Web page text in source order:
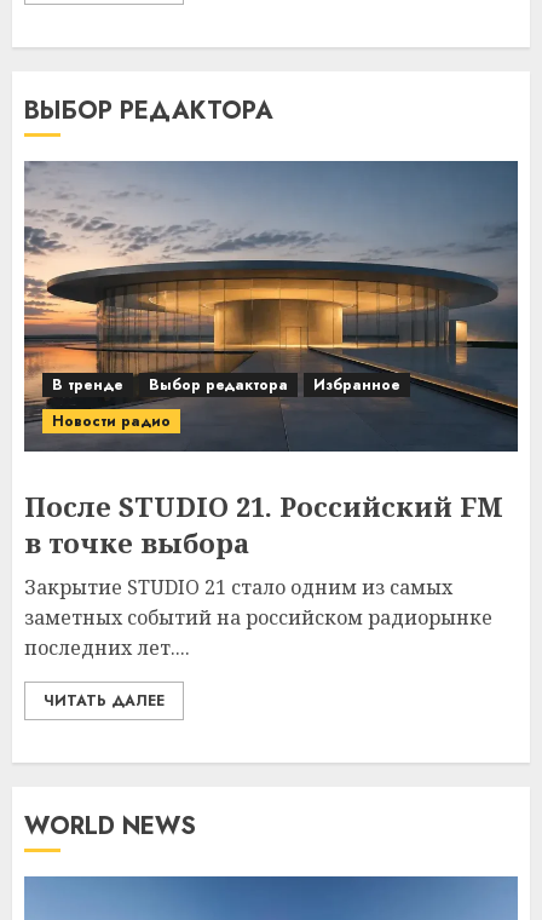
ВЫБОР РЕДАКТОРА
В тренде Выбор редактора
Избранное
Новости радио
После STUDIO 21. Российский FM
в точке выбора
Закрытие STUDIO 21 стало одним из самых
заметных событий на российском радиорынке
последних лет....
ЧИТАТЬ ДАЛЕЕ
WORLD NEWS